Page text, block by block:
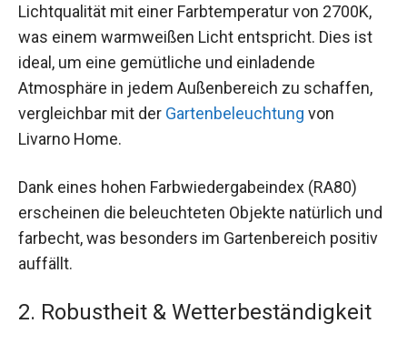
Lichtqualität mit einer Farbtemperatur von 2700K,
was einem warmweißen Licht entspricht. Dies ist
ideal, um eine gemütliche und einladende
Atmosphäre in jedem Außenbereich zu schaffen,
vergleichbar mit der Gartenbeleuchtung von
Livarno Home.
Dank eines hohen Farbwiedergabeindex (RA80)
erscheinen die beleuchteten Objekte natürlich und
farbecht, was besonders im Gartenbereich positiv
auffällt.
2. Robustheit & Wetterbeständigkeit